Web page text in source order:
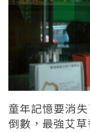
童年記憶要消
倒數，最強艾